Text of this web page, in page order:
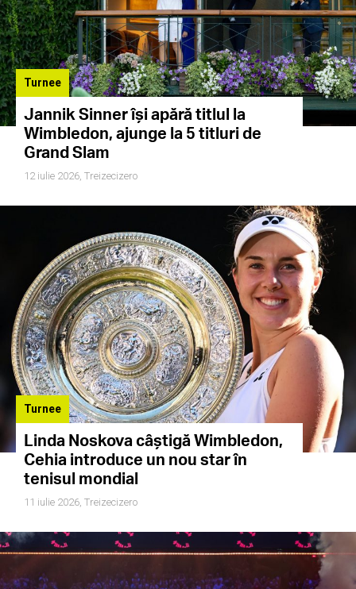
Turnee
Jannik Sinner își apără titlul la
Wimbledon, ajunge la 5 titluri de
Grand Slam
12 iulie 2026, Treizecizero
Turnee
Linda Noskova câștigă Wimbledon,
Cehia introduce un nou star în
tenisul mondial
11 iulie 2026, Treizecizero